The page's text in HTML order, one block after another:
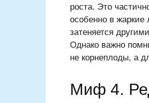
роста. Это
особенно в жаркие
затеняется
Однако важно
не корнеплоды, а
Миф 4.